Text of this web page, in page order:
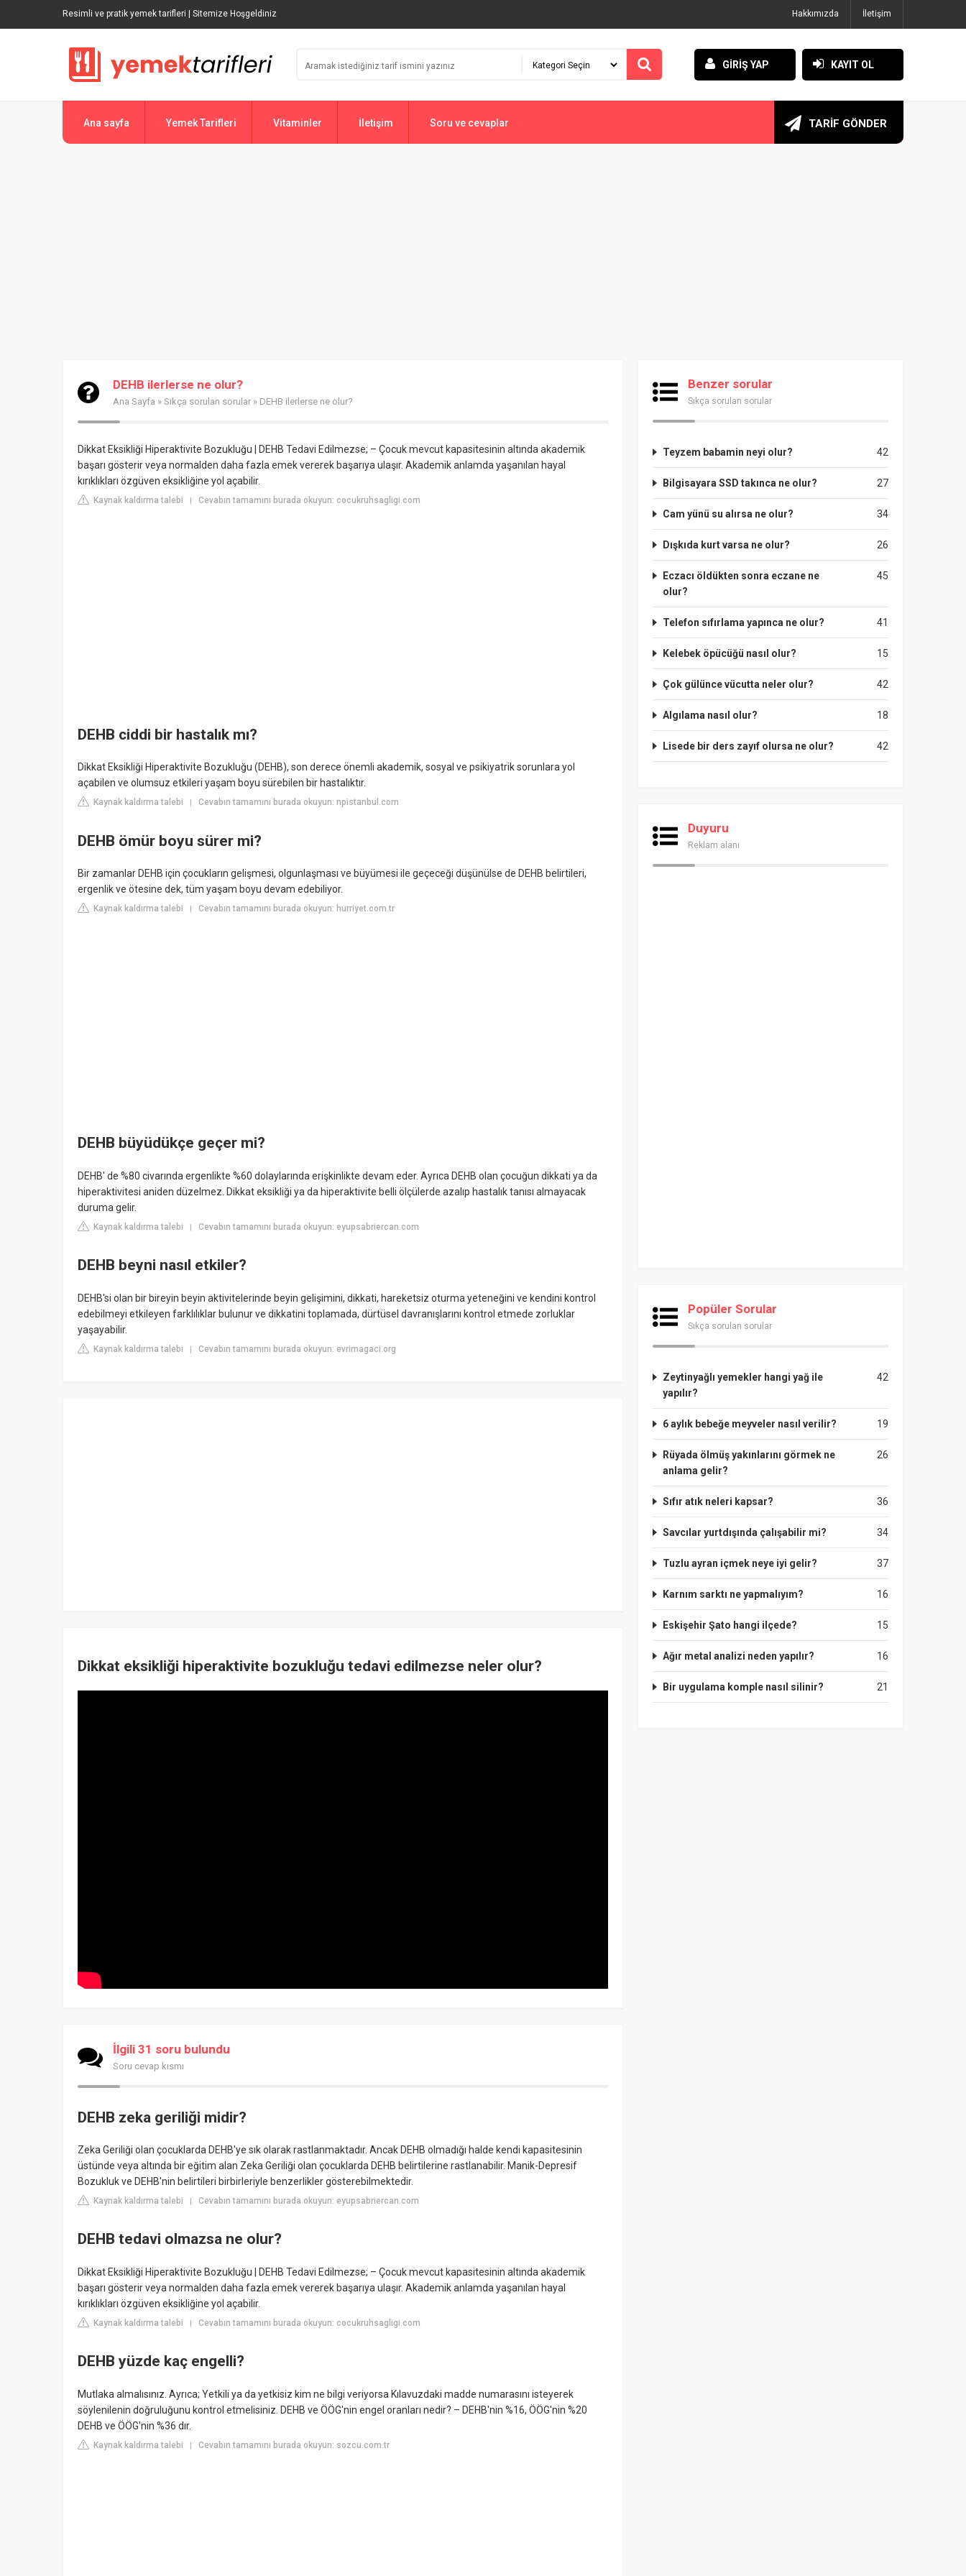
Resimli ve pratik yemek tarifleri | Sitemize Hoşgeldiniz Hakkımızda İletişim
GİRİŞ YAP KAYIT OL
Ana sayfa Yemek Tarifleri Vitaminler İletişim Soru ve cevaplar TARİF GÖNDER
DEHB ilerlerse ne olur?
Ana Sayfa » Sıkça sorulan sorular » DEHB ilerlerse ne olur?
Dikkat Eksikliği Hiperaktivite Bozukluğu | DEHB Tedavi Edilmezse; – Çocuk mevcut kapasitesinin altında akademik
başarı gösterir veya normalden daha fazla emek vererek başarıya ulaşır. Akademik anlamda yaşanılan hayal
kırıklıkları özgüven eksikliğine yol açabilir.
Kaynak kaldırma talebi | Cevabın tamamını burada okuyun: cocukruhsagligi.com
DEHB ciddi bir hastalık mı?
Dikkat Eksikliği Hiperaktivite Bozukluğu (DEHB), son derece önemli akademik, sosyal ve psikiyatrik sorunlara yol
açabilen ve olumsuz etkileri yaşam boyu sürebilen bir hastalıktır.
Kaynak kaldırma talebi Cevabın tamamını burada okuyun: npistanbul.com
DEHB ömür boyu sürer mi?
Bir zamanlar DEHB için çocukların gelişmesi, olgunlaşması ve büyümesi ile geçeceği düşünülse de DEHB belirtileri,
ergenlik ve ötesine dek, tüm yaşam boyu devam edebiliyor.
Kaynak kaldırma talebi Cevabın tamamını burada okuyun: hurriyet.com.tr
DEHB büyüdükçe geçer mi?
DEHB' de %80 civarında ergenlikte %60 dolaylarında erişkinlikte devam eder. Ayrıca DEHB olan çocuğun dikkati ya da
hiperaktivitesi aniden düzelmez. Dikkat eksikliği ya da hiperaktivite belli ölçülerde azalıp hastalık tanısı almayacak
duruma gelir.
Kaynak kaldırma talebi | Cevabın tamamını burada okuyun: eyupsabriercan.com
DEHB beyni nasıl etkiler?
DEHB'si olan bir bireyin beyin aktivitelerinde beyin gelişimini, dikkati, hareketsiz oturma yeteneğini ve kendini kontrol
edebilmeyi etkileyen farklılıklar bulunur ve dikkatini toplamada, dürtüsel davranışlarını kontrol etmede zorluklar
yaşayabilir.
Kaynak kaldırma talebi | Cevabın tamamını burada okuyun: evrimagaci.org
Dikkat eksikliği hiperaktivite bozukluğu tedavi edilmezse neler olur?
İlgili 31 soru bulundu
Soru cevap kısmı
DEHB zeka geriliği midir?
Zeka Geriliği olan çocuklarda DEHB'ye sık olarak rastlanmaktadır. Ancak DEHB olmadığı halde kendi kapasitesinin
üstünde veya altında bir eğitim alan Zeka Geriliği olan çocuklarda DEHB belirtilerine rastlanabilir. Manik-Depresif
Bozukluk ve DEHB'nin belirtileri birbirleriyle benzerlikler gösterebilmektedir.
Kaynak kaldırma talebi | Cevabın tamamını burada okuyun: eyupsabriercan.com
DEHB tedavi olmazsa ne olur?
Dikkat Eksikliği Hiperaktivite Bozukluğu | DEHB Tedavi Edilmezse; – Çocuk mevcut kapasitesinin altında akademik
başarı gösterir veya normalden daha fazla emek vererek başarıya ulaşır. Akademik anlamda yaşanılan hayal
kırıklıkları özgüven eksikliğine yol açabilir.
Kaynak kaldırma talebi | Cevabın tamamını burada okuyun: cocukruhsagligi.com
DEHB yüzde kaç engelli?
Mutlaka almalısınız. Ayrıca; Yetkili ya da yetkisiz kim ne bilgi veriyorsa Kılavuzdaki madde numarasını isteyerek
söylenilenin doğruluğunu kontrol etmelisiniz. DEHB ve ÖÖG'nin engel oranları nedir? – DEHB'nin %16, ÖÖG'nin %20
DEHB ve ÖÖG'nin %36 dır.
Kaynak kaldırma talebi | Cevabın tamamını burada okuyun: sozcu.com.tr
Benzer sorular
Sıkça sorulan sorular
42
Teyzem babamin neyi olur?
27
Bilgisayara SSD takınca ne olur?
34
Cam yünü su alırsa ne olur?
26
Dışkıda kurt varsa ne olur?
45
Eczacı öldükten sonra eczane ne
olur?
41
Telefon sıfırlama yapınca ne olur?
15
Kelebek öpücüğü nasıl olur?
42
Çok gülünce vücutta neler olur?
18
Algılama nasıl olur?
42
Lisede bir ders zayıf olursa ne olur?
Duyuru
Reklam alanı
Popüler Sorular
Sıkça sorulan sorular
42
Zeytinyağlı yemekler hangi yağ ile
yapılır?
19
6 aylık bebeğe meyveler nasıl verilir?
26
Rüyada ölmüş yakınlarını görmek ne
anlama gelir?
36
Sıfır atık neleri kapsar?
34
Savcılar yurtdışında çalışabilir mi?
37
Tuzlu ayran içmek neye iyi gelir?
16
Karnım sarktı ne yapmalıyım?
15
Eskişehir Şato hangi ilçede?
16
Ağır metal analizi neden yapılır?
21
Bir uygulama komple nasıl silinir?